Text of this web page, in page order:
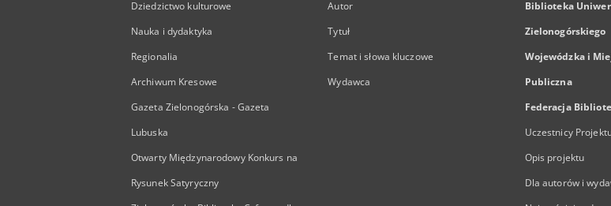
Dziedzictwo kulturowe
Nauka i dydaktyka
Regionalia
Archiwum Kresowe
Gazeta Zielonogórska - Gazeta
Lubuska
Otwarty Międzynarodowy Konkurs na
Rysunek Satyryczny
Autor
Tytuł
Temat i słowa kluczowe
Wydawca
Biblioteka
Zielonogórskiego
Wojewódzka i
Publiczna
Federacja
Uczestnicy
Opis projektu
Dla autorów i